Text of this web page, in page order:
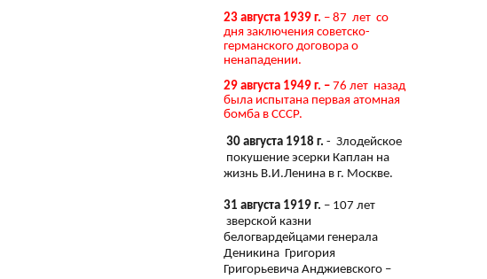
23 августа 1939 г. – 87 лет со
дня заключения советско-
германского договора о
ненападении.
29 августа 1949 г. – 76 лет назад
была испытана первая атомная
бомба в СССР.
30 августа 1918 г. - Злодейское
покушение эсерки Каплан на
жизнь В.И.Ленина в г. Москве.
31 августа 1919 г. – 107 лет
зверской казни
белогвардейцами генерала
Деникина Григория
Григорьевича Анджиевского –